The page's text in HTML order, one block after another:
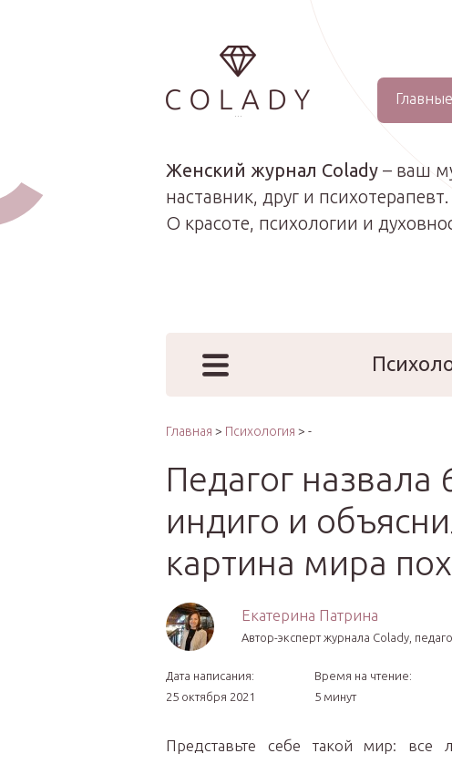
...
Женский журнал Colady – ваш
наставник, друг и психотерапевт.
О красоте, психологии и
Главная > Психология > -
Педагог назвала
индиго и
картина мира
Екатерина Патрина
Автор-эксперт журнала Сolady,
Дата написания:
25 октября 2021
Время на чтение:
5 минут
Представьте себе такой мир: все